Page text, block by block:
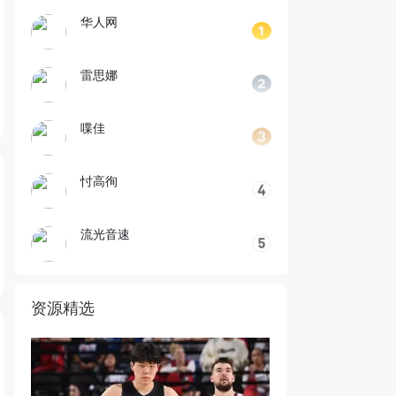
华人网
雷思娜
喋佳
忖高徇
流光音速
资源精选